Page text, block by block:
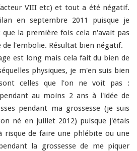
VIII etc) et tout a éténégatif.
en septembre 2011 puisque je
la première fois cela n'avait pas
de l'embolie. Résultat bien négatif.
est long mais cela fait du bien de
physiques, je m'en suis bien
celles que l'on ne voit pas :
au moins 2 ans à l'idée de
pendant ma grossesse (je suis
né en juillet 2012) puisque j'étais
risque de faire une phlébite ou une
la grossesse de me piquer